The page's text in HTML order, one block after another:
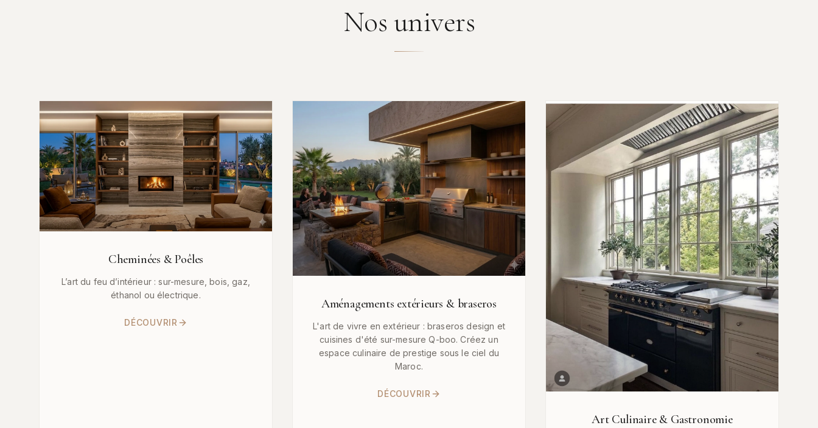
Nos univers
Cheminées & Poêles
L’art du feu d’intérieur : sur-mesure, bois, gaz,
éthanol ou électrique.
DÉCOUVRIR
Aménagements extérieurs & braseros
L'art de vivre en extérieur : braseros design et
cuisines d'été sur-mesure Q-boo. Créez un
espace culinaire de prestige sous le ciel du
Maroc.
DÉCOUVRIR
Art Culinaire & Gastronomie